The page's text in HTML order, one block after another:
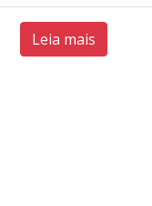
Leia mais